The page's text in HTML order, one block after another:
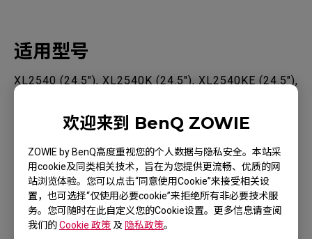
欢迎来到 BenQ ZOWIE
ZOWIE by BenQ高度重视您的个人数据与隐私安全。本站采
用cookie及同类相关技术，旨在为您提供更流畅、优质的网
站浏览体验。您可以点击“同意使用Cookie”来接受相关设
置，也可选择“仅使用必要cookie”来拒绝所有非必要技术服
务。您可随时在此自定义您的Cookie设置。更多信息请查阅
我们的Cookie 政策 及 隐私政策。
适用型号
XL2540 (24.5"), XL2540K (24.5"), XL2540KE (24.5"),
XL2740 (27"), XL2746S (27")
这是否有帮助？
是